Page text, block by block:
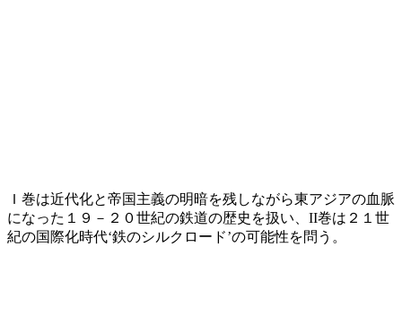
Ｉ巻は近代化と帝国主義の明暗を残しながら東アジアの血脈
になった１９－２０世紀の鉄道の歴史を扱い、II巻は２１世
紀の国際化時代‘鉄のシルクロード’の可能性を問う。